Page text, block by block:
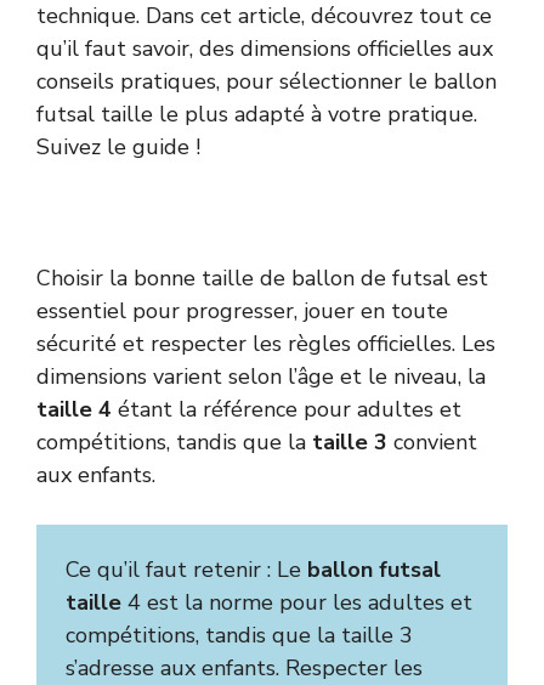
technique. Dans cet article, découvrez tout ce
qu’il faut savoir, des dimensions officielles aux
conseils pratiques, pour sélectionner le ballon
futsal taille le plus adapté à votre pratique.
Suivez le guide !
Choisir la bonne taille de ballon de futsal est
essentiel pour progresser, jouer en toute
sécurité et respecter les règles officielles. Les
dimensions varient selon l’âge et le niveau, la
taille 4 étant la référence pour adultes et
compétitions, tandis que la taille 3 convient
aux enfants.
Ce qu’il faut retenir : Le ballon futsal
taille 4 est la norme pour les adultes et
compétitions, tandis que la taille 3
s’adresse aux enfants. Respecter les